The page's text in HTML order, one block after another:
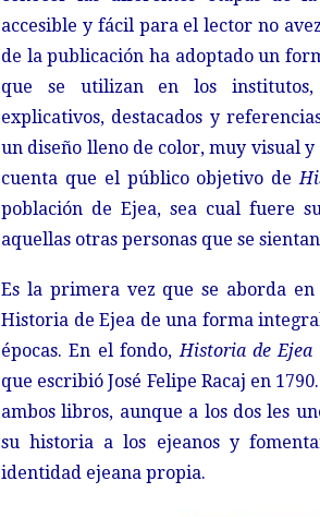
accesible y fácil para el lector no
de la publicación ha adoptado un
que se utilizan en los institutos,
explicativos, destacados y
un diseño lleno de color, muy visual
cuenta que el público objetivo de
población de Ejea, sea cual fuere
aquellas otras personas que se
Es la primera vez que se aborda
Historia de Ejea de una forma
épocas. En el fondo,Historia de Ejea
que escribió José Felipe Racaj en
ambos libros, aunque a los dos les
su historia a los ejeanos y
identidad ejeana propia.